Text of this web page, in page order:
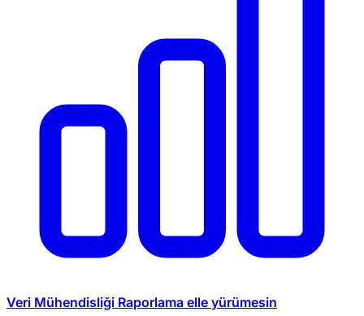
Veri Mühendisliği Raporlama elle yürümesin